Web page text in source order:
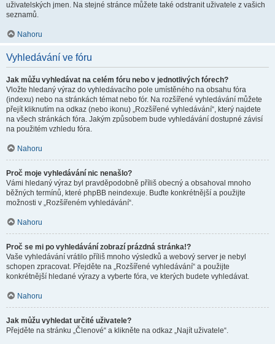
uživatelských jmen. Na stejné stránce můžete také odstranit uživatele z vašich
seznamů.
Nahoru
Vyhledávání ve fóru
Jak můžu vyhledávat na celém fóru nebo v jednotlivých fórech?
Vložte hledaný výraz do vyhledávacího pole umístěného na obsahu fóra
(indexu) nebo na stránkách témat nebo fór. Na rozšířené vyhledávání můžete
přejít kliknutím na odkaz (nebo ikonu) „Rozšířené vyhledávání“, který najdete
na všech stránkách fóra. Jakým způsobem bude vyhledávání dostupné závisí
na použitém vzhledu fóra.
Nahoru
Proč moje vyhledávání nic nenašlo?
Vámi hledaný výraz byl pravděpodobně příliš obecný a obsahoval mnoho
běžných termínů, které phpBB neindexuje. Buďte konkrétnější a použijte
možnosti v „Rozšířeném vyhledávání“.
Nahoru
Proč se mi po vyhledávání zobrazí prázdná stránka!?
Vaše vyhledávání vrátilo příliš mnoho výsledků a webový server je nebyl
schopen zpracovat. Přejděte na „Rozšířené vyhledávání“ a použijte
konkrétnější hledané výrazy a vyberte fóra, ve kterých budete vyhledávat.
Nahoru
Jak můžu vyhledat určité uživatele?
Přejděte na stránku „Členové“ a klikněte na odkaz „Najít uživatele“.